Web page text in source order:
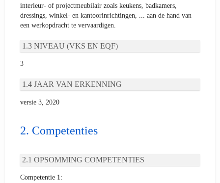
interieur- of projectmeubilair zoals keukens, badkamers,
dressings, winkel- en kantoorinrichtingen, ... aan de hand van
een werkopdracht te vervaardigen.
NIVEAU (VKS EN EQF)
3
JAAR VAN ERKENNING
versie 3, 2020
Competenties
OPSOMMING COMPETENTIES
Competentie 1: